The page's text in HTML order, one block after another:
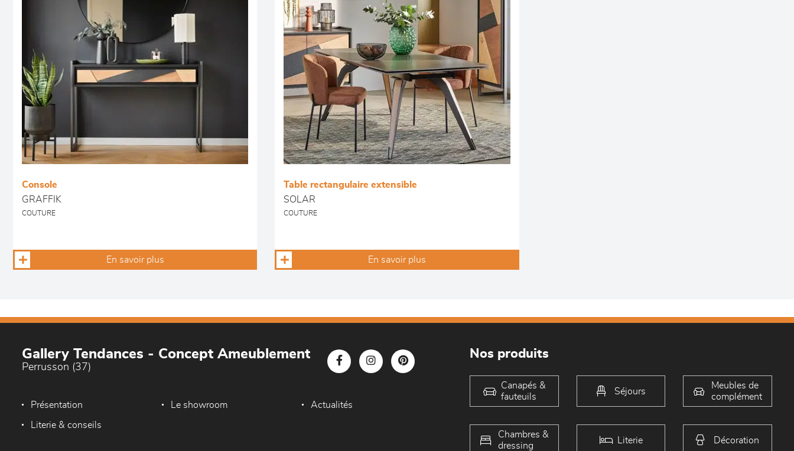
Console
GRAFFIK
COUTURE
En savoir plus
Table rectangulaire extensible
SOLAR
COUTURE
En savoir plus
Gallery Tendances - Concept Ameublement
Perrusson (37)
Présentation Le showroom Actualités
Literie & conseils
Nos produits
Canapés &
fauteuils
Séjours
Meubles de
complément
Chambres &
dressing
Literie Décoration